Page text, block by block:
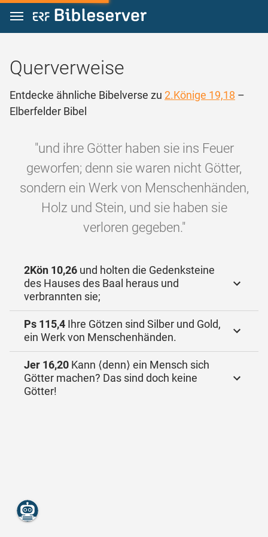
Zum Inhalt springen
Querverweise
Entdecke ähnliche Bibelverse zu 2.Könige 19,18 –
Elberfelder Bibel
"und ihre Götter haben sie ins Feuer
geworfen; denn sie waren nicht Götter,
sondern ein Werk von Menschenhänden,
Holz und Stein, und sie haben sie
verloren gegeben."
2Kön 10,26 und holten die Gedenksteine
des Hauses des Baal heraus und
verbrannten sie;
Ps 115,4 Ihre Götzen sind Silber und Gold,
ein Werk von Menschenhänden.
Jer 16,20 Kann ⟨denn⟩ ein Mensch sich
Götter machen? Das sind doch keine
Götter!